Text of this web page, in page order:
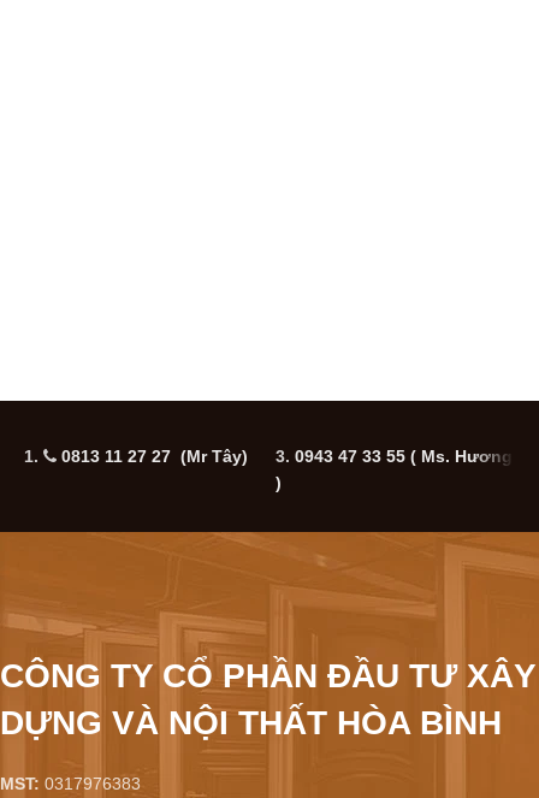
1. 0813 11 27 27 (Mr Tây) 3. 0943 47 33 55 ( Ms. Hương
)
CÔNG TY CỔ PHẦN ĐẦU TƯ XÂY
DỰNG VÀ NỘI THẤT HÒA BÌNH
MST: 0317976383